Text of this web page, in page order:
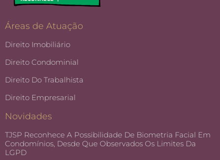
Áreas de Atuação
Direito Imobiliário
Direito Condominial
Direito Do Trabalhista
Direito Empresarial
Novidades
TJSP Reconhece A Possibilidade De Biometria Facial Em
Condomínios, Desde Que Observados Os Limites Da
LGPD